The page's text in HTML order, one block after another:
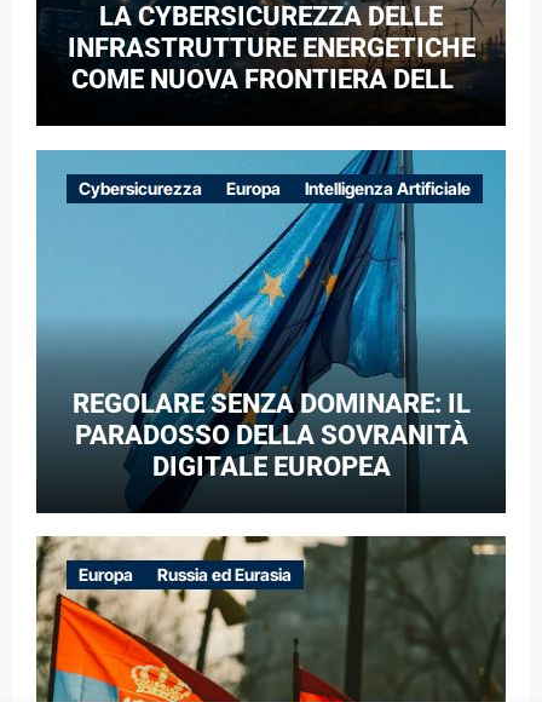
LA CYBERSICUREZZA DELLE
INFRASTRUTTURE ENERGETICHE
COME NUOVA FRONTIERA DELLA
CASO DELLE RETI ELETTRICHE
EUROPEE NEL CONTESTO DELLA
GUERRA IBRIDA
Cybersicurezza Europa Intelligenza Artificiale
REGOLARE SENZA DOMINARE: IL
PARADOSSO DELLA SOVRANITÀ
DIGITALE EUROPEA
Europa Russia ed Eurasia